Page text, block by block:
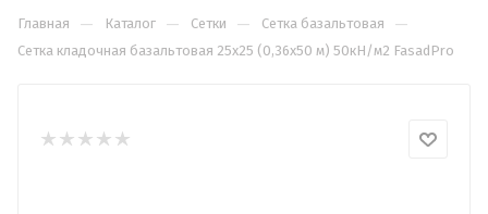
Главная — Каталог — Сетки — Сетка базальтовая —
Сетка кладочная базальтовая 25х25 (0,36х50 м) 50кН/м2 FasadPro